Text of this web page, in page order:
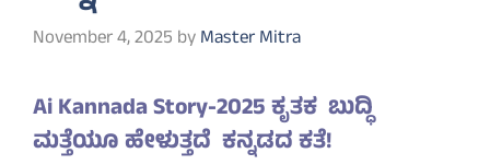
November 4, 2025 byMaster Mitra
Ai Kannada Story-2025 ಕೃತಕ ಬುದ್ಧಿ
ಮತ್ತೆಯೂ ಹೇಳುತ್ತದೆ ಕನ್ನಡದ ಕತೆ!